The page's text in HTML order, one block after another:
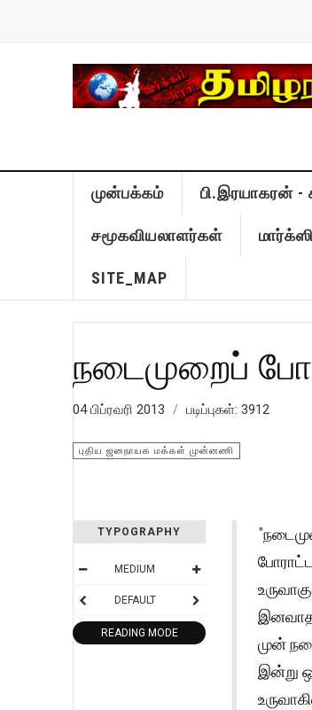
முன்பக்கம் பி.இரயாகரன் -
சமூகவியலாளர்கள்
SITE_MAP
நடைமுறைப்
04 பிப்ரவரி 2013 படிப்புகள்: 3912
புதிய ஜனநாயக மக்கள் முன்னணி
TYPOGRAPHY
MEDIUM
DEFAULT
READING MODE
முன்
இன்று